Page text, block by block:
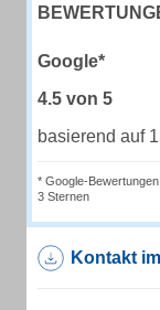
Google*
4.5 von 5
basierend auf
* Google-
3 Sternen
Kontakt